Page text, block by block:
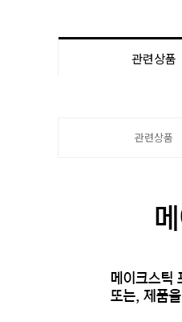
관련상품
관련상품